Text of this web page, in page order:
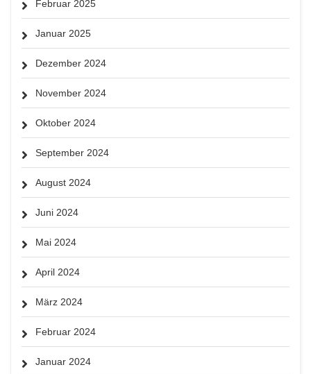
Februar 2025
Januar 2025
Dezember 2024
November 2024
Oktober 2024
September 2024
August 2024
Juni 2024
Mai 2024
April 2024
März 2024
Februar 2024
Januar 2024